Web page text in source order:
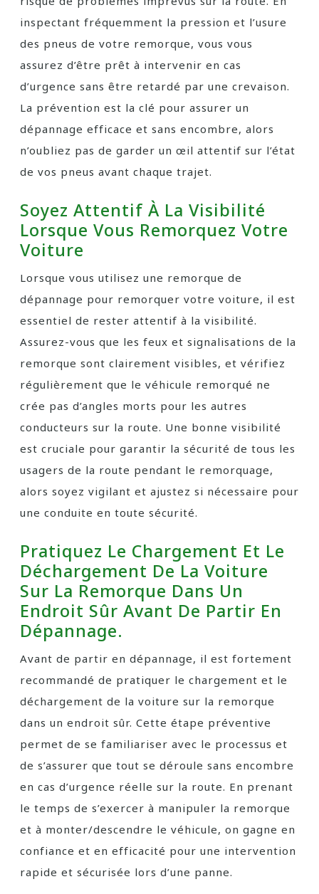
inspectant fréquemment la pression et l’usure
des pneus de votre remorque, vous vous
assurez d’être prêt à intervenir en cas
d’urgence sans être retardé par une crevaison.
La prévention est la clé pour assurer un
dépannage efficace et sans encombre, alors
n’oubliez pas de garder un œil attentif sur l’état
de vos pneus avant chaque trajet.
Soyez Attentif À La Visibilité
Lorsque Vous Remorquez Votre
Voiture
Lorsque vous utilisez une remorque de
dépannage pour remorquer votre voiture, il est
essentiel de rester attentif à la visibilité.
Assurez-vous que les feux et signalisations de la
remorque sont clairement visibles, et vérifiez
régulièrement que le véhicule remorqué ne
crée pas d’angles morts pour les autres
conducteurs sur la route. Une bonne visibilité
est cruciale pour garantir la sécurité de tous les
usagers de la route pendant le remorquage,
alors soyez vigilant et ajustez si nécessaire pour
une conduite en toute sécurité.
Pratiquez Le Chargement Et Le
Déchargement De La Voiture
Sur La Remorque Dans Un
Endroit Sûr Avant De Partir En
Dépannage.
Avant de partir en dépannage, il est fortement
recommandé de pratiquer le chargement et le
déchargement de la voiture sur la remorque
dans un endroit sûr. Cette étape préventive
permet de se familiariser avec le processus et
de s’assurer que tout se déroule sans encombre
en cas d’urgence réelle sur la route. En prenant
le temps de s’exercer à manipuler la remorque
et à monter/descendre le véhicule, on gagne en
confiance et en efficacité pour une intervention
rapide et sécurisée lors d’une panne.